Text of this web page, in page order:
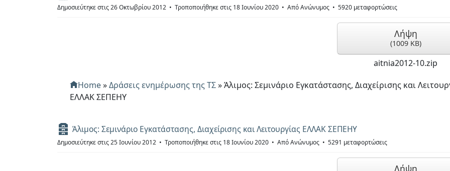
χ
Δημοσιεύτηκε στις 26 Οκτωβρίου 2012 Τροποποιήθηκε στις 18 Ιουνίου 2020 ΑπόΑνώνυμος 5920 μεταφορτώσεις
Λήψη
(1009 KB)
aitnia2012-10.zip
Home»Δράσεις ενημέρωσης της ΤΣ»Άλιμος: Σεμινάριο Εγκατάστασης, Διαχείρισης και
ΕΛΛΑΚ ΣΕΠΕΗΥ
Α
χ
Άλιμος: Σεμινάριο Εγκατάστασης, Διαχείρισης και Λειτουργίας ΕΛΛΑΚ ΣΕΠΕΗΥ
Δημοσιεύτηκε στις 25 Ιουνίου 2012 Τροποποιήθηκε στις 18 Ιουνίου 2020 ΑπόΑνώνυμος 5291 μεταφορτώσεις
Λήψη